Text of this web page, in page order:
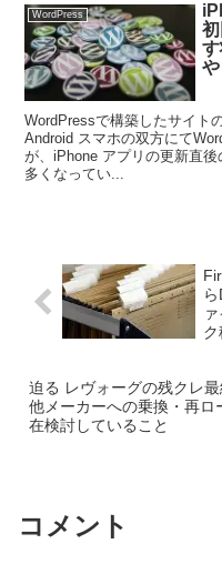
WordPress
WordPressで構築したサイト
Android スマホの双方にて
が、iPhone アプリの更新直
多くなってい...
ク
迫る レヴォーグの残クレ最
他メーカーへの乗換・再ロ
在検討していること
コメント